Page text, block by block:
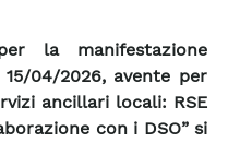
la manifestazione
04/2026, avente per
ancillari locali: RSE
con i DSO” si